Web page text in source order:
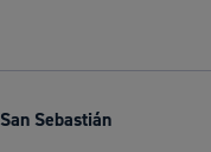
Sebastián